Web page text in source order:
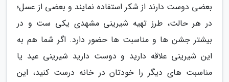
بعضی دوست دارند از شکر استفاده نمایند و بعضی از عسل؛
در هر حالت، طرز تهیه شیرینی مشهدی یکی ست و در
بیشتر جشن ها و مناسبت ها حضور دارد. اگر شما هم به
این شیرینی علاقه دارید و دوست دارید شیرینی عید یا
مناسبت های دیگر را خودتان در خانه درست کنید، این